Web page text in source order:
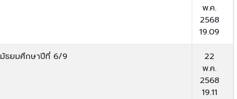
พ.ค.
2568
19.09
มัธยมศึกษาปีที่ 6/9
22
พ.ค.
2568
19.11